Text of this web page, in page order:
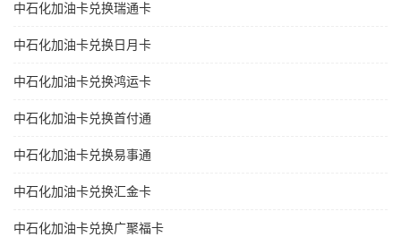
中石化加油卡兑换瑞通卡
中石化加油卡兑换日月卡
中石化加油卡兑换鸿运卡
中石化加油卡兑换首付通
中石化加油卡兑换易事通
中石化加油卡兑换汇金卡
中石化加油卡兑换广聚福卡